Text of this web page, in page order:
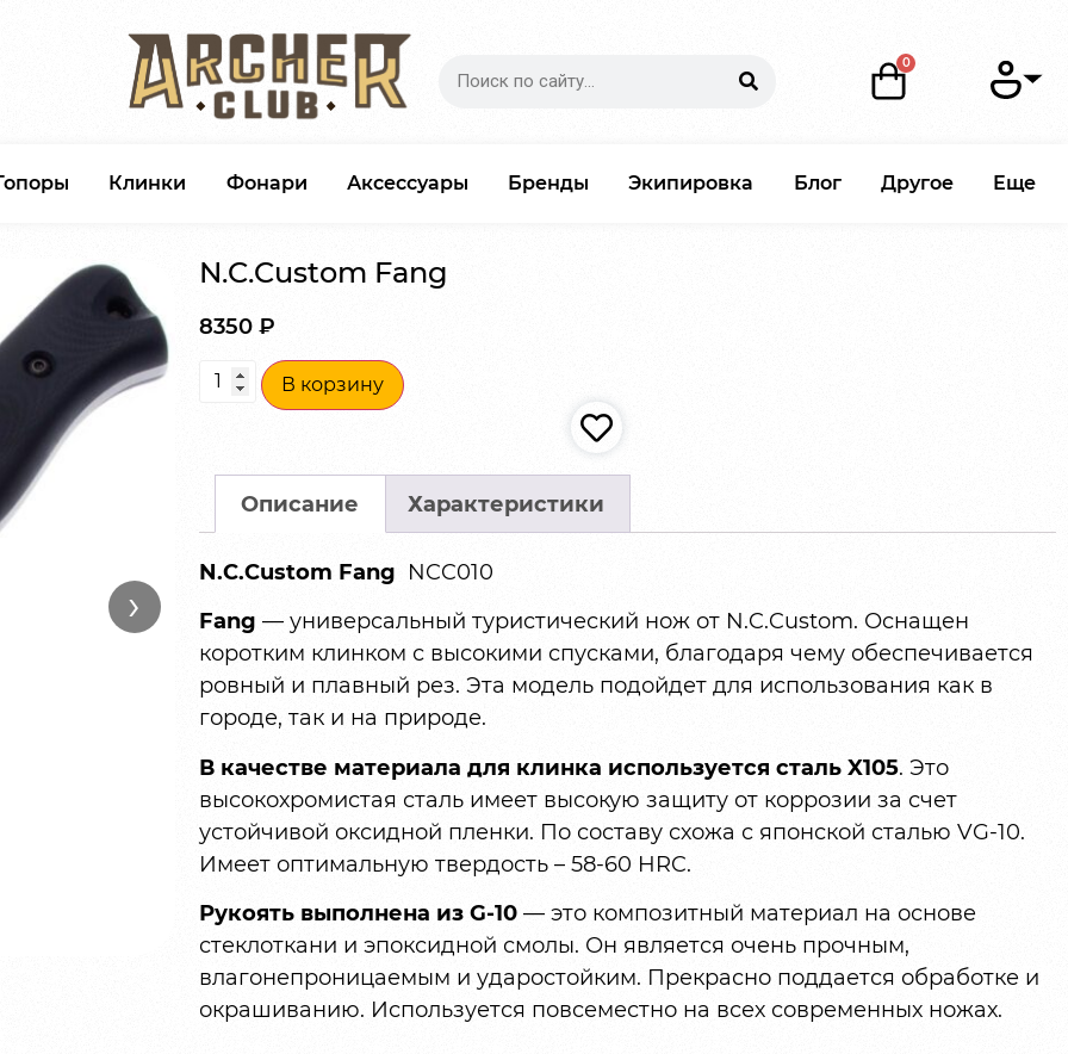
Клинки Фонари Аксессуары Бренды Экипировка Блог Другое Еще
›
N.C.Custom Fang
8350 ₽
В корзину
Описание Характеристики
N.C.Custom Fang NCC010
Fang — универсальный туристический нож от N.C.Custom. Оснащен
коротким клинком с высокими спусками, благодаря чему обеспечивается
ровный и плавный рез. Эта модель подойдет для использования как в
городе, так и на природе.
В качестве материала для клинка используется сталь X105. Это
высокохромистая сталь имеет высокую защиту от коррозии за счет
устойчивой оксидной пленки. По составу схожа с японской сталью VG-10.
Имеет оптимальную твердость – 58-60 HRC.
Рукоять выполнена из G-10— это композитный материал на основе
стеклоткани и эпоксидной смолы. Он является очень прочным,
влагонепроницаемым и ударостойким. Прекрасно поддается обработке и
окрашиванию. Используется повсеместно на всех современных ножах.